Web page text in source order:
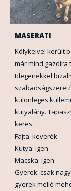
MASERATI
Kölykeivel került
már mind gazdira
Idegenekkel
különleges
kutyalány.
keres.
Fajta: keverék
Kutya: igen
Macska: igen
Gyerek: csak
gyerek mellé